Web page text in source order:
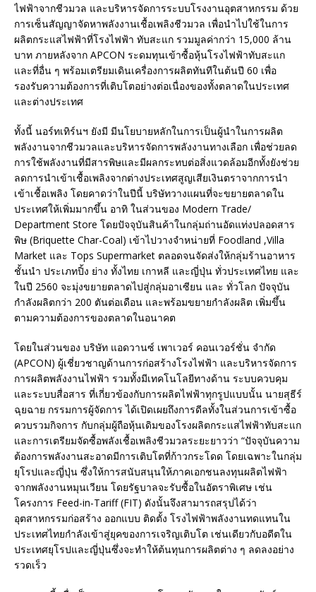
ไฟฟ้าจากชีวมวล และบริหารจัดการระบบโรงงานอุตสาหกรรม ด้วย
การเซ็นสัญญาจัดหาพลังงานเชื้อเพลิงชีวมวล เพื่อนำไปใช้ในการ
ผลิตกระแสไฟฟ้าที่โรงไฟฟ้า ทับสะแก รวมมูลค่ากว่า 15,000 ล้าน
บาท ภายหลังจาก APCON ระดมทุนเข้าซื้อหุ้นโรงไฟฟ้าทับสะแก
และที่อื่น ๆ พร้อมเตรียมเดินเครื่องการผลิตทันทีในต้นปี 60 เพื่อ
รองรับความต้องการที่เติบโตอย่างต่อเนื่องของทั้งตลาดในประเทศ
และต่างประเทศ
ทั้งนี้ นอร์ทเทิร์นฯ ยังมี มีนโยบายหลักในการเป็นผู้นำในการผลิต
พลังงานจากชีวมวลและบริหารจัดการพลังงานทางเลือก เพื่อช่วยลด
การใช้พลังงานที่มีสารพิษและมีผลกระทบต่อสิ่งแวดล้อมอีกทั้งยังช่วย
ลดการนำเข้าเชื้อเพลิงจากต่างประเทศสูญเสียเงินตราจากการนำ
เข้าเชื้อเพลิง โดยคาดว่าในปีนี้ บริษัทวางแผนที่จะขยายตลาดใน
ประเทศให้เพิ่มมากขึ้น อาทิ ในส่วนของ Modern Trade/
Department Store โดยปัจจุบันสินค้าในกลุ่มถ่านอัดแท่งปลอดสาร
พิษ (Briquette Char-Coal) เข้าไปวางจำหน่ายที่ Foodland ,Villa
Market และ Tops Supermarket ตลอดจนจัดส่งให้กลุ่มร้านอาหาร
ชั้นนำ ประเภทปิ้ง ย่าง ทั้งไทย เกาหลี และญี่ปุ่น ทั่วประเทศไทย และ
ในปี 2560 จะมุ่งขยายตลาดไปสู่กลุ่มอาเซียน และ ทั่วโลก ปัจจุบัน
กำลังผลิตกว่า 200 ตันต่อเดือน และพร้อมขยายกำลังผลิต เพิ่มขึ้น
ตามความต้องการของตลาดในอนาคต
โดยในส่วนของ บริษัท แอดวานซ์ เพาเวอร์ คอนเวอร์ชั่น จำกัด
(APCON) ผู้เชี่ยวชาญด้านการก่อสร้างโรงไฟฟ้า และบริหารจัดการ
การผลิตพลังงานไฟฟ้า รวมทั้งมีเทคโนโลยีทางด้าน ระบบควบคุม
และระบบสื่อสาร ที่เกี่ยวข้องกับการผลิตไฟฟ้าทุกรูปแบบนั้น นายสุธีร์
ฉุยฉาย กรรมการผู้จัดการ ได้เปิดเผยถึงการดีลทั้งในส่วนการเข้าซื้อ
ควบรวมกิจการ กับกลุ่มผู้ถือหุ้นเดิมของโรงผลิตกระแสไฟฟ้าทับสะแก
และการเตรียมจัดซื้อพลังเชื้อเพลิงชีวมวลระยะยาวว่า “ปัจจุบันความ
ต้องการพลังงานสะอาดมีการเติบโตที่ก้าวกระโดด โดยเฉพาะในกลุ่ม
ยุโรปและญี่ปุ่น ซึ่งให้การสนับสนุนให้ภาคเอกชนลงทุนผลิตไฟฟ้า
จากพลังงานหมุนเวียน โดยรัฐบาลจะรับซื้อในอัตราพิเศษ เช่น
โครงการ Feed-in-Tariff (FIT) ดังนั้นจึงสามารถสรุปได้ว่า
อุตสาหกรรมก่อสร้าง ออกแบบ ติดตั้ง โรงไฟฟ้าพลังงานทดแทนใน
ประเทศไทยกำลังเข้าสู่ยุคของการเจริญเติบโต เช่นเดียวกับอดีตใน
ประเทศยุโรปและญี่ปุ่นซึ่งจะทำให้ต้นทุนการผลิตต่าง ๆ ลดลงอย่าง
รวดเร็ว